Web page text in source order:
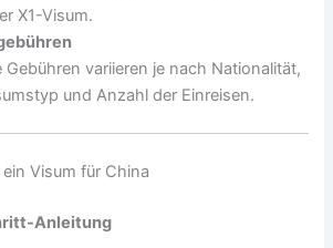
X1-Visum.
Gebühren variieren je nach Nationalität,
und Anzahl der Einreisen.
Visum für China
Anleitung